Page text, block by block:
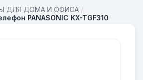
ДЛЯ ДОМА И ОФИСА /
PANASONIC KX-TGF310